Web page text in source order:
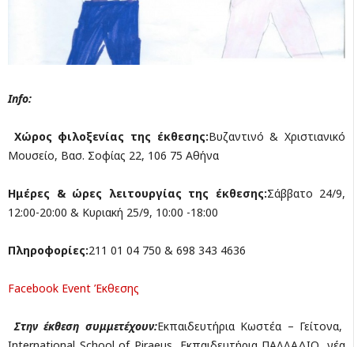
Info:
Χώρος φιλοξενίας της έκθεσης:Βυζαντινό & Χριστιανικό
Μουσείο, Βασ. Σοφίας 22, 106 75 Αθήνα
Ημέρες & ώρες λειτουργίας της έκθεσης:Σάββατο 24/9,
12:00-20:00 & Κυριακή 25/9, 10:00 -18:00
Πληροφορίες:211 01 04 750 & 698 343 4636
Facebook Event Έκθεσης
Στην έκθεση συμμετέχουν:Εκπαιδευτήρια Κωστέα – Γείτονα,